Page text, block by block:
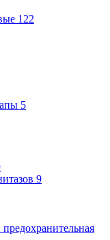
122
5
9